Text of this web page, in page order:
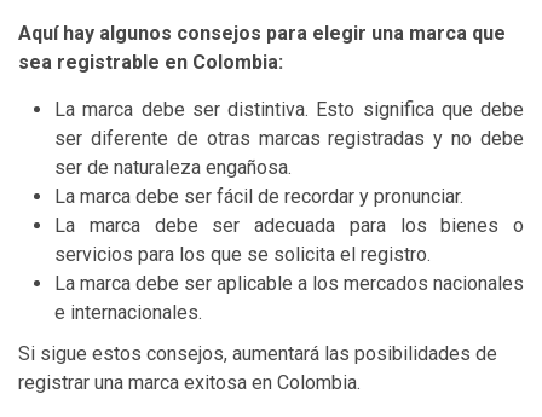
Aquí hay algunos consejos para elegir una marca que
sea registrable en Colombia:
La marca debe ser distintiva. Esto significa que debe
ser diferente de otras marcas registradas y no debe
ser de naturaleza engañosa.
La marca debe ser fácil de recordar y pronunciar.
La marca debe ser adecuada para los bienes o
servicios para los que se solicita el registro.
La marca debe ser aplicable a los mercados nacionales
e internacionales.
Si sigue estos consejos, aumentará las posibilidades de
registrar una marca exitosa en Colombia.